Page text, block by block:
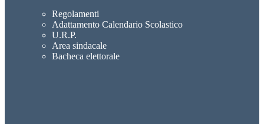
Regolamenti
Adattamento Calendario Scolastico
U.R.P.
Area sindacale
Bacheca elettorale